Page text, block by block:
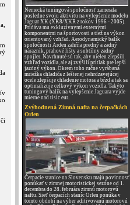
Nemecká tuningová spoločnosť zamerala
posledne svoju aktivitu na vylepšenie modelu
Jaguar XK (XK8/XKR z rokov 1996 - 2005).
Pridáva mu exkluzívnymi externými
komponentmi na športovosti a tiež na výkon
orientovaný vzhľad. Aerodynamický balík
spoločnosti Arden zahŕňa predný a zadný
nárazník, prahové lišty a subtílny zadný
spojler. Navrhnuté sú tak, aby nielen zlepšili
vzhľad vozidla, ale aj zvýšili prítlak pre lepší
jazdný výkon. Okrem toho ručne vyrábaná
mriežka chladiča z leštenej nehrdzavejúcej
ocele zlepšuje chladenie motora a bŕzd a tak sa
optimalizuje celkový výkon vozidla. Takýto
tuningový balík na vylepšenie Jaguara vyjde
mierne nad tisíc eur.
Zvýhodnená Zimná nafta na čerpačkách
Orlen
Čerpacie stanice na Slovensku majú povinnosť
ponúkať v zimnej motoristickej sezóne od 1.
decembra do 28. februára zimnú motorovú
naftu. Sieť čerpacích staníc Orlen ponúka v
tomto období na výber aditivovanú motorovú